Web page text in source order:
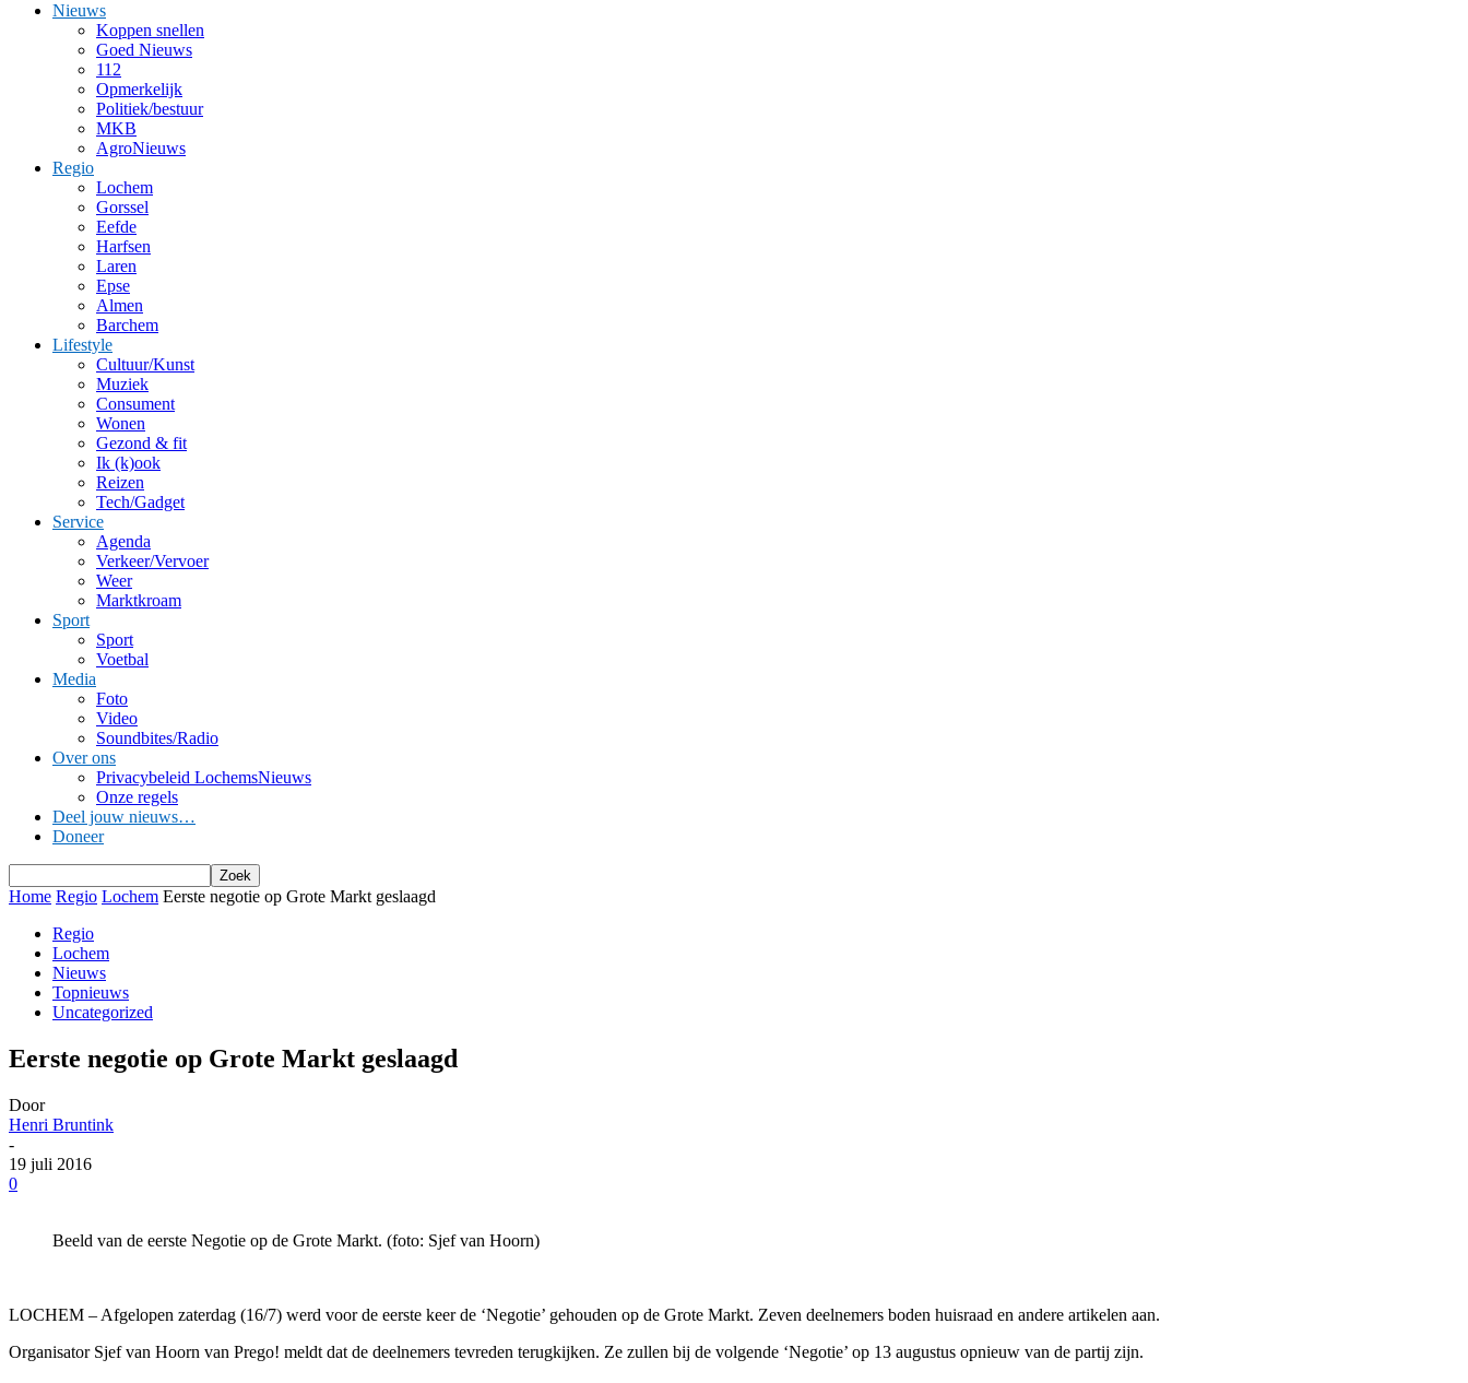
Nieuws
Koppen snellen
Goed Nieuws
112
Opmerkelijk
Politiek/bestuur
MKB
AgroNieuws
Regio
Lochem
Gorssel
Eefde
Harfsen
Laren
Epse
Almen
Barchem
Lifestyle
Cultuur/Kunst
Muziek
Consument
Wonen
Gezond & fit
Ik (k)ook
Reizen
Tech/Gadget
Service
Agenda
Verkeer/Vervoer
Weer
Marktkroam
Sport
Sport
Voetbal
Media
Foto
Video
Soundbites/Radio
Over ons
Privacybeleid LochemsNieuws
Onze regels
Deel jouw nieuws…
Doneer
Home Regio Lochem Eerste negotie op Grote Markt geslaagd
Regio
Lochem
Nieuws
Topnieuws
Uncategorized
Eerste negotie op Grote Markt geslaagd
Door
Henri Bruntink
-
19 juli 2016
0
Beeld van de eerste Negotie op de Grote Markt. (foto: Sjef van Hoorn)
LOCHEM – Afgelopen zaterdag (16/7) werd voor de eerste keer de ‘Negotie’ gehouden op de Grote Markt. Zeven deelnemers boden huisraad en andere artikelen aan.
Organisator Sjef van Hoorn van Prego! meldt dat de deelnemers tevreden terugkijken. Ze zullen bij de volgende ‘Negotie’ op 13 augustus opnieuw van de partij zijn.